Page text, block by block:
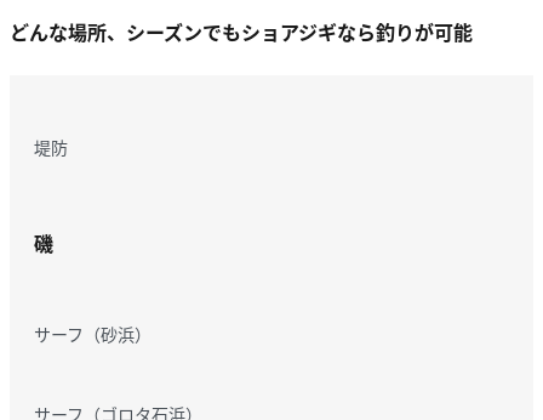
どんな場所、シーズンでもショアジギなら釣りが可能
堤防
磯
サーフ（砂浜）
サーフ（ゴロタ石浜）